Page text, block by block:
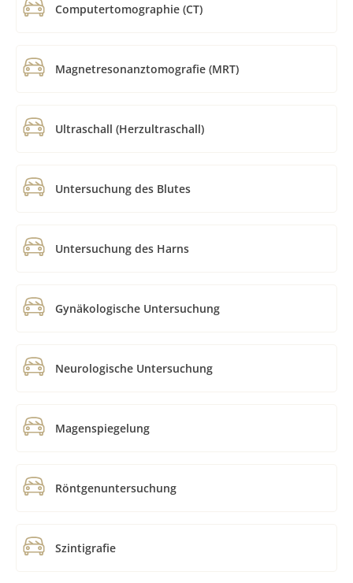
Computertomographie (CT)
Magnetresonanztomografie (MRT)
Ultraschall (Herzultraschall)
Untersuchung des Blutes
Untersuchung des Harns
Gynäkologische Untersuchung
Neurologische Untersuchung
Magenspiegelung
Röntgenuntersuchung
Szintigrafie